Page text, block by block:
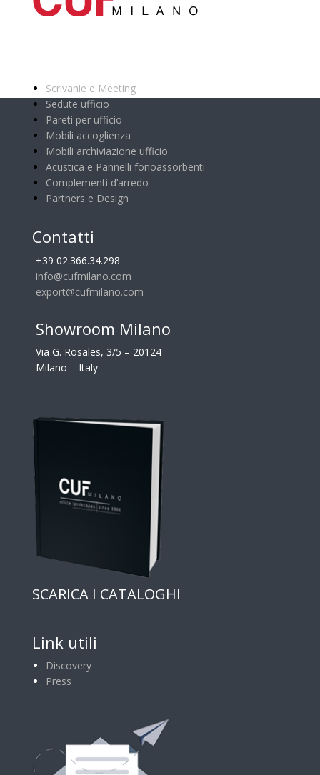
Scrivanie e Meeting
Sedute ufficio
Pareti per ufficio
Mobili accoglienza
Mobili archiviazione ufficio
Acustica e Pannelli fonoassorbenti
Complementi d’arredo
Partners e Design
Contatti
+39 02.366.34.298
info@cufmilano.com
export@cufmilano.com
Showroom Milano
Via G. Rosales, 3/5 – 20124
Milano – Italy
SCARICA I CATALOGHI
Link utili
Discovery
Press